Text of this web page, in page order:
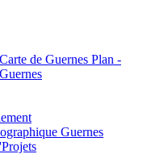
Plan -
Guernes